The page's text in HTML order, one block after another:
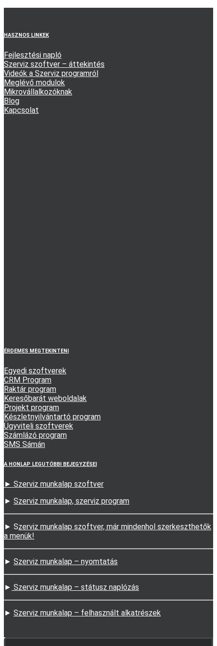
HASZNOS LINKEK
Fejlesztési napló
Szerviz szoftver – áttekintés
Videók a Szerviz programról
Meglévő modulok
Mikrovállalkozóknak
Blog
Kapcsolat
ÉRDEMES MEGTEKINTENI
Egyedi szoftverek
CRM Program
Raktár program
Keresőbarát weboldalak
Projekt program
Készletnyilvántartó program
Ügyviteli szoftverek
Számlázó program
SMS Sámán
A HONLAP LEGUTÓBBI BEJEGYZÉSEI
► Szerviz munkalap szoftver
► Szerviz munkalap, szerviz program
► Szerviz munkalap szoftver, már mindenhol szerkeszthetők
a menük!
► Szerviz munkalap – nyomtatás
► Szerviz munkalap – státusz naplózás
► Szerviz munkalap – felhasznált alkatrészek